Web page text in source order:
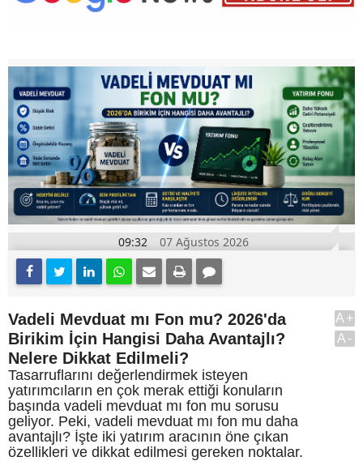
09:32 07 Ağustos 2026
Vadeli Mevduat mı Fon mu? 2026'da
Birikim İçin Hangisi Daha Avantajlı?
Nelere Dikkat Edilmeli?
Tasarruflarını değerlendirmek isteyen
yatırımcıların en çok merak ettiği konuların
başında vadeli mevduat mı fon mu sorusu
geliyor. Peki, vadeli mevduat mı fon mu daha
avantajlı? İşte iki yatırım aracının öne çıkan
özellikleri ve dikkat edilmesi gereken noktalar.
A+
A-